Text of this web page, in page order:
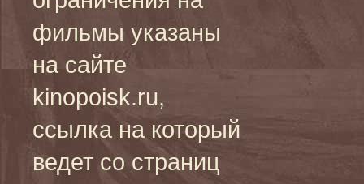
фильмы указаны
на сайте
kinopoisk.ru,
ссылка на который
ведет со страниц